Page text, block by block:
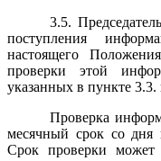
3.5.
поступления
настоящего
проверки этой
указанных в пункте
Проверка
месячный срок со дня
Срок проверки